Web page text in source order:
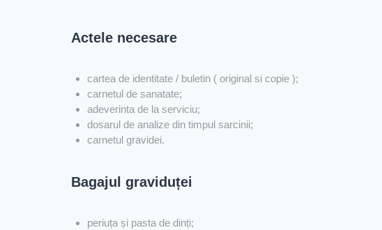
Actele necesare
cartea de identitate / buletin ( original si copie );
carnetul de sanatate;
adeverinta de la serviciu;
dosarul de analize din timpul sarcinii;
carnetul gravidei.
Bagajul graviduței
periuța și pasta de dinți;